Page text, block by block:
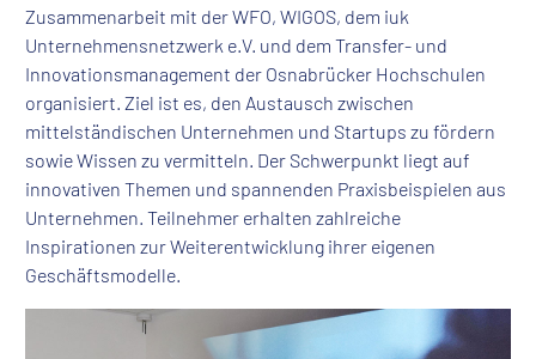
Zusammenarbeit mit der WFO, WIGOS, dem iuk
Unternehmensnetzwerk e.V. und dem Transfer- und
Innovationsmanagement der Osnabrücker Hochschulen
organisiert. Ziel ist es, den Austausch zwischen
mittelständischen Unternehmen und Startups zu fördern
sowie Wissen zu vermitteln. Der Schwerpunkt liegt auf
innovativen Themen und spannenden Praxisbeispielen aus
Unternehmen. Teilnehmer erhalten zahlreiche
Inspirationen zur Weiterentwicklung ihrer eigenen
Geschäftsmodelle.